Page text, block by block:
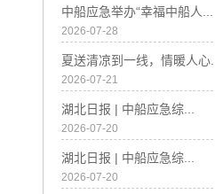
中船应急举办“幸福中船人...
2026-07-28
夏送清凉到一线，情暖人心...
2026-07-21
湖北日报 | 中船应急综...
2026-07-20
湖北日报 | 中船应急综...
2026-07-20